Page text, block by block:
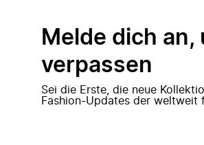
Melde dich
verpassen
Sei die Erste, die neue
Fashion-Updates der weltweit